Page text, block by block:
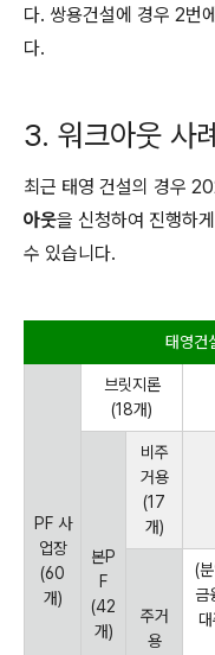
다. 쌍용건설에 경우 2번
다.
3. 워크아웃 사
최근 태영 건설의 경우
아웃을 신청하여 진행하
수 있습니다.
태영건
PF 사
업장
(60
개)
브릿지론
(18개)
본P
F
(42
개)
비주
거용
(17
개)
주거
용
(
금